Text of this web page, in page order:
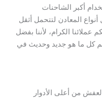
أكبر الشاحنات
المعادن لتتحمل أثقل
عملائنا الكرام، لأننا بفضل
كل ما هو جديد وحديث في
من أعلى الأدوار